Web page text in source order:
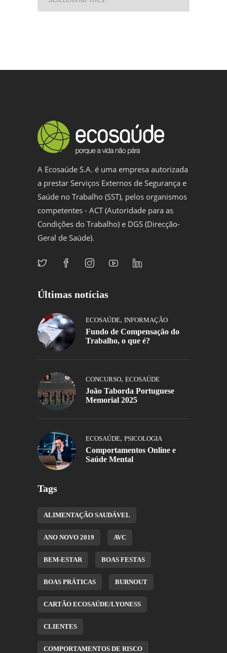
A Ecosaúde S.A. é uma empresa autorizada
a prestar Serviços Externos de Segurança e
Saúde no Trabalho (SST), pelos organismos
competentes - ACT (Autoridade para as
Condições do Trabalho) e DGS (Direcção-
Geral de Saúde).
Últimas notícias
ECOSAÚDE, INFORMAÇÃO
Fundo de Compensação do
Trabalho, o que é?
CONCURSO, ECOSAÚDE
João Taborda Portuguese
Memorial 2025
ECOSAÚDE, PSICOLOGIA
Comportamentos Online e
Saúde Mental
Tags
ALIMENTAÇÃO SAUDÁVEL
ANO NOVO 2019 AVC
BEM-ESTAR BOAS FESTAS
BOAS PRÁTICAS BURNOUT
CARTÃO ECOSAÚDE/LYONESS
CLIENTES
COMPORTAMENTOS DE RISCO